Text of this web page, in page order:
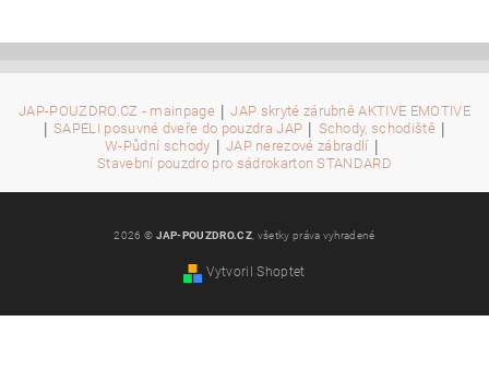
JAP-POUZDRO.CZ - mainpage JAP skryté zárubně AKTIVE EMOTIVE
SAPELI posuvné dveře do pouzdra JAP Schody, schodiště
W-Půdní schody JAP nerezové zábradlí
Stavební pouzdro pro sádrokarton STANDARD
2026 © JAP-POUZDRO.CZ, všetky práva vyhradené
Vytvoril Shoptet